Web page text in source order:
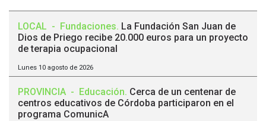
LOCAL - Fundaciones. La Fundación San Juan de
Dios de Priego recibe 20.000 euros para un proyecto
de terapia ocupacional
Lunes 10 agosto de 2026
PROVINCIA - Educación. Cerca de un centenar de
centros educativos de Córdoba participaron en el
programa ComunicA